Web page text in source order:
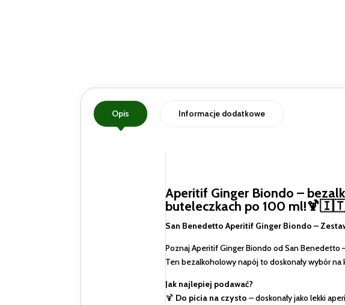
Opis Informacje dodatkowe
Aperitif Ginger Biondo –
buteleczkach po 100
San Benedetto Aperitif Ginger Biondo –
Poznaj Aperitif Ginger Biondo od San
Ten bezalkoholowy napój to doskonały wybór
Jak najlepiej podawać?
🍹 Do picia na czysto – doskonały jako lekki